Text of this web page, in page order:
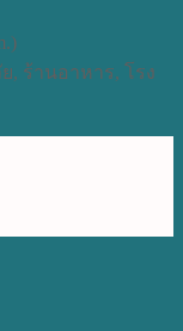
, ร้านอาหาร, โรง